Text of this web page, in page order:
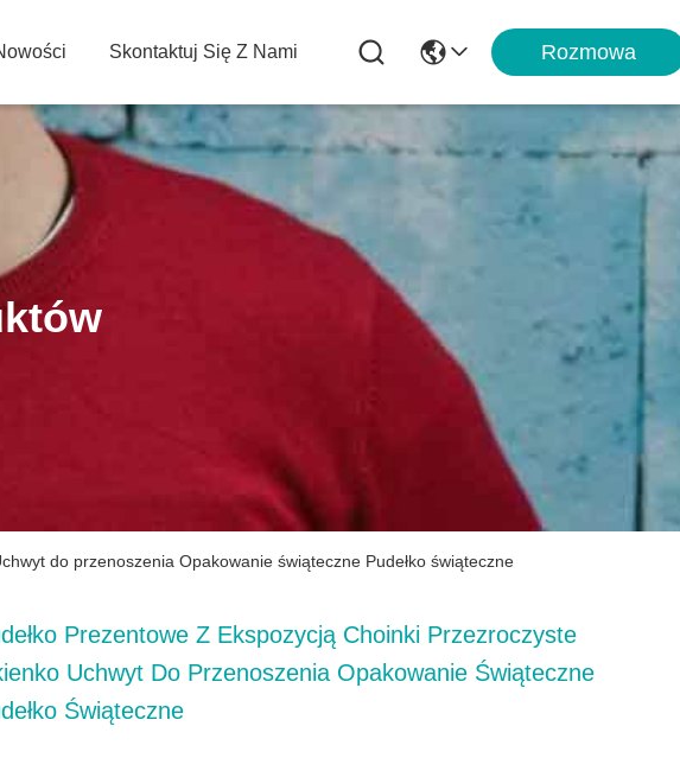
Skontaktuj Się Z Nami Rozmowa
do przenoszenia Opakowanie świąteczne Pudełko świąteczne
Prezentowe Z Ekspozycją Choinki Przezroczyste
Uchwyt Do Przenoszenia Opakowanie Świąteczne
Świąteczne